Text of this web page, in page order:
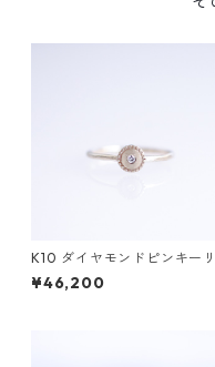
K10 ダイヤモンドピンキーリ
ング/BRAH(ブラフ)
¥46,200